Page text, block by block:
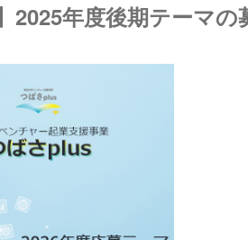
2025年度後期テーマ